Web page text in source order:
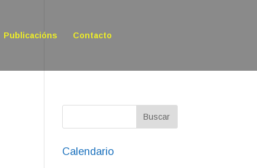
Publicacións Contacto
Calendario